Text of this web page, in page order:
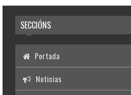
SECCIÓNS
Portada
Noticias